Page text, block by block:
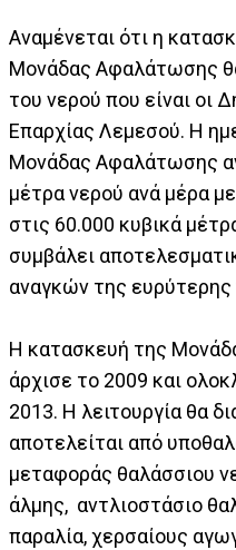
Αναμένεται ότι η
Μονάδας Αφαλάτωσης
του νερού που είναι οι
Επαρχίας Λεμεσού. Η
Μονάδας Αφαλάτωσης
μέτρα νερού ανά μέρα
στις 60.000 κυβικά
συμβάλει
αναγκών της
Η κατασκευή της
άρχισε το 2009 και
2013. Η λειτουργία θα
αποτελείται από
μεταφοράς θαλάσσιου
άλμης, αντλιοστάσιο
παραλία, χερσαίους